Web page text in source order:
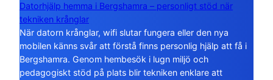
Datorhjälp hemma i Bergshamra – personligt stöd när
tekniken krånglar
När datorn krånglar, wifi slutar fungera eller den nya
mobilen känns svår att förstå finns personlig hjälp att få i
Bergshamra. Genom hembesök i lugn miljö och
pedagogiskt stöd på plats blir tekniken enklare att